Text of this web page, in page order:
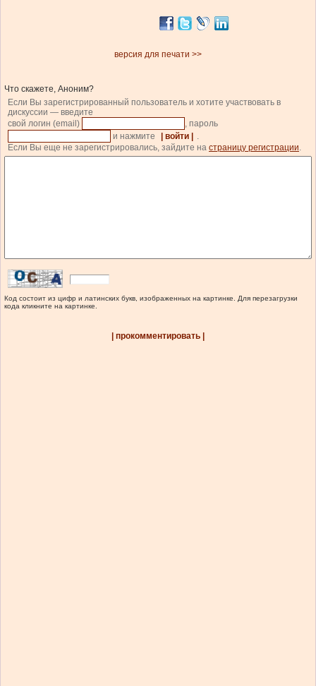
версия для печати >>
Что скажете, Аноним?
Если Вы зарегистрированный пользователь и хотите участвовать в
дискуссии — введите
свой логин (email)
, пароль
и нажмите
| войти |
.
Если Вы еще не зарегистрировались, зайдите на страницу регистрации.
Код состоит из цифр и латинских букв, изображенных на картинке. Для перезагрузки
кода кликните на картинке.
| прокомментировать |